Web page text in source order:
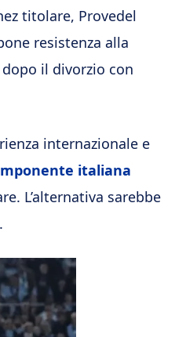
titolare, Provedel
resistenza alla
il divorzio con
internazionale e
italiana
L’alternativa sarebbe